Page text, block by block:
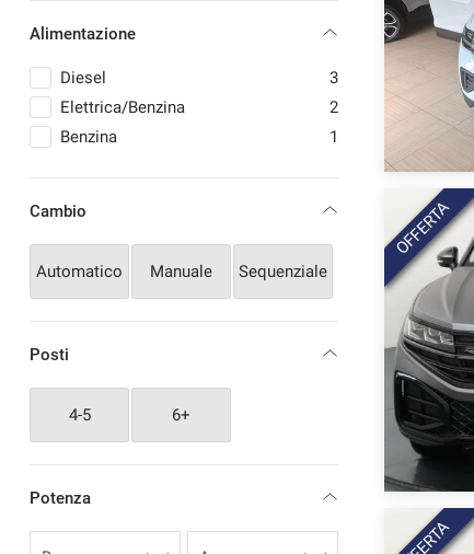
Alimentazione
Diesel
3
Elettrica/Benzina
2
Benzina
1
Cambio
Automatico Manuale Sequenziale
Posti
4-5 6+
Potenza
OFFERTA